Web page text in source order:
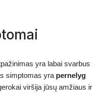
yra labai svarbus
simptomas yra pernelyg
viršija jūsų amžiaus ir